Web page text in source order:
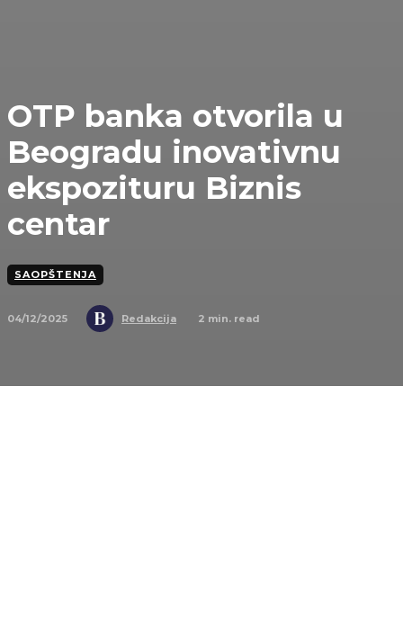
OTP banka otvorila u
Beogradu inovativnu
ekspozituru Biznis
centar
SAOPŠTENJA
04/12/2025 Redakcija 2 min. read